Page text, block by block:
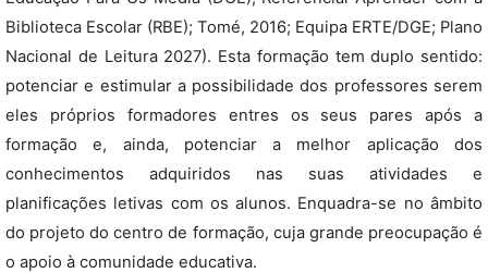
Biblioteca Escolar (RBE); Tomé, 2016; Equipa ERTE/DGE; Plano
Nacional de Leitura 2027). Esta formação tem duplo sentido:
potenciar e estimular a possibilidade dos professores serem
eles próprios formadores entres os seus pares após a
formação e, ainda, potenciar a melhor aplicação dos
conhecimentos adquiridos nas suas atividades e
planificações letivas com os alunos. Enquadra-se no âmbito
do projeto do centro de formação, cuja grande preocupação é
o apoio à comunidade educativa.